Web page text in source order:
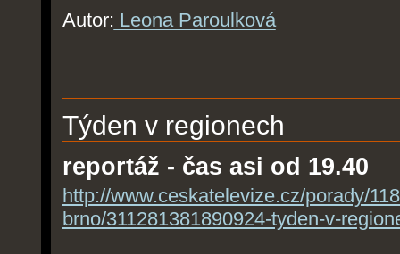
Autor: Leona Paroulková
Týden v regionech
reportáž - čas asi od 19.40
http://www.ceskatelevize.cz/porady/
brno/311281381890924-tyden-v-